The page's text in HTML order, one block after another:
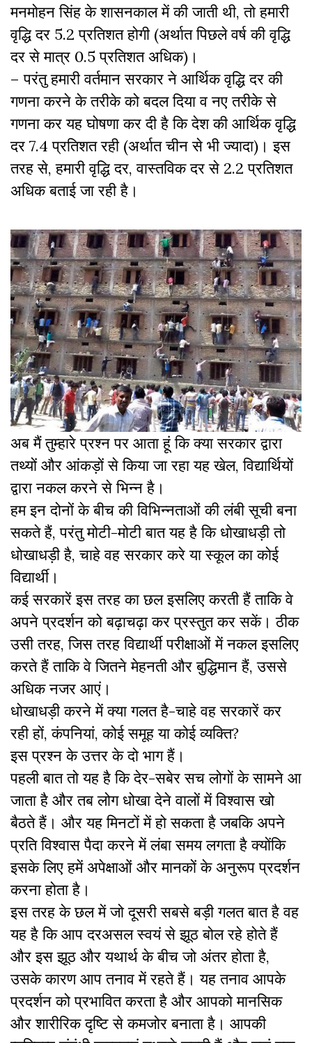
मनमोहन सिंह के शासनकाल में की जाती थी, तो हमारी
वृद्धि दर 5.2 प्रतिशत होगी (अर्थात पिछले वर्ष की वृद्धि
दर से मात्र 0.5 प्रतिशत अधिक)।
– परंतु हमारी वर्तमान सरकार ने आर्थिक वृद्धि दर की
गणना करने के तरीके को बदल दिया व नए तरीके से
गणना कर यह घोषणा कर दी है कि देश की आर्थिक वृद्धि
दर 7.4 प्रतिशत रही (अर्थात चीन से भी ज्यादा)। इस
तरह से, हमारी वृद्धि दर, वास्तविक दर से 2.2 प्रतिशत
अधिक बताई जा रही है।
अब मैं तुम्हारे प्रश्न पर आता हूं कि क्या सरकार द्वारा
तथ्यों और आंकड़ों से किया जा रहा यह खेल, विद्यार्थियों
द्वारा नकल करने से भिन्न है।
हम इन दोनों के बीच की विभिन्नताओं की लंबी सूची बना
सकते हैं, परंतु मोटी-मोटी बात यह है कि धोखाधड़ी तो
धोखाधड़ी है, चाहे वह सरकार करे या स्कूल का कोई
विद्यार्थी।
कई सरकारें इस तरह का छल इसलिए करती हैं ताकि वे
अपने प्रदर्शन को बढ़ाचढ़ा कर प्रस्तुत कर सकें। ठीक
उसी तरह, जिस तरह विद्यार्थी परीक्षाओं में नकल इसलिए
करते हैं ताकि वे जितने मेहनती और बुद्धिमान हैं, उससे
अधिक नजर आएं।
धोखाधड़ी करने में क्या गलत है-चाहे वह सरकारें कर
रही हों, कंपनियां, कोई समूह या कोई व्यक्ति?
इस प्रश्न के उत्तर के दो भाग हैं।
पहली बात तो यह है कि देर-सबेर सच लोगों के सामने आ
जाता है और तब लोग धोखा देने वालों में विश्वास खो
बैठते हैं। और यह मिनटों में हो सकता है जबकि अपने
प्रति विश्वास पैदा करने में लंबा समय लगता है क्योंकि
इसके लिए हमें अपेक्षाओं और मानकों के अनुरूप प्रदर्शन
करना होता है।
इस तरह के छल में जो दूसरी सबसे बड़ी गलत बात है वह
यह है कि आप दरअसल स्वयं से झूठ बोल रहे होते हैं
और इस झूठ और यथार्थ के बीच जो अंतर होता है,
उसके कारण आप तनाव में रहते हैं। यह तनाव आपके
प्रदर्शन को प्रभावित करता है और आपको मानसिक
और शारीरिक दृष्टि से कमजोर बनाता है। आपकी